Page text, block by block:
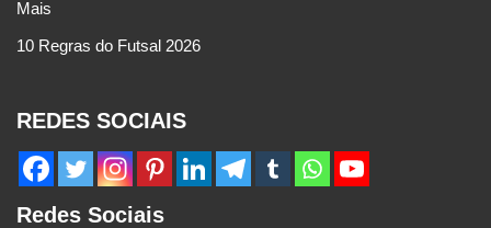
Mais
10 Regras do Futsal 2026
REDES SOCIAIS
Redes Sociais